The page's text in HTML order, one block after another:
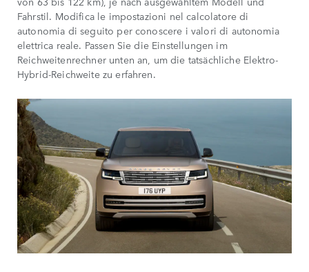
Fahrstil. Modifica le impostazioni nel calcolatore di
autonomia di seguito per conoscere i valori di autonomia
elettrica reale. Passen Sie die Einstellungen im
Reichweitenrechner unten an, um die tatsächliche Elektro-
Hybrid-Reichweite zu erfahren.